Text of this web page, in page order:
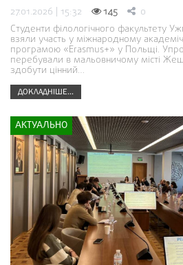
27.01.2026 | 15:32 145 0
Студенти філологічного факультету
взяли участь у міжнародному
програмою «Erasmus+» у Польщі.
перебували в мальовничому місті
здобути цінний…
ДОКЛАДНІШЕ...
АКТУАЛЬНО